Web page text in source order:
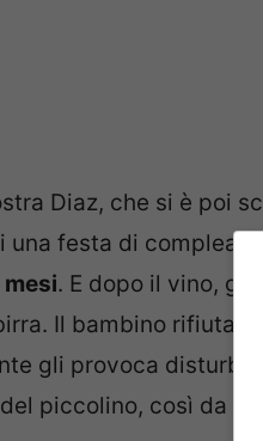
Diaz, che si è poi
una festa di
. E dopo il vino, gli
Il bambino rifiuta le
gli provoca disturbo,
piccolino, così da